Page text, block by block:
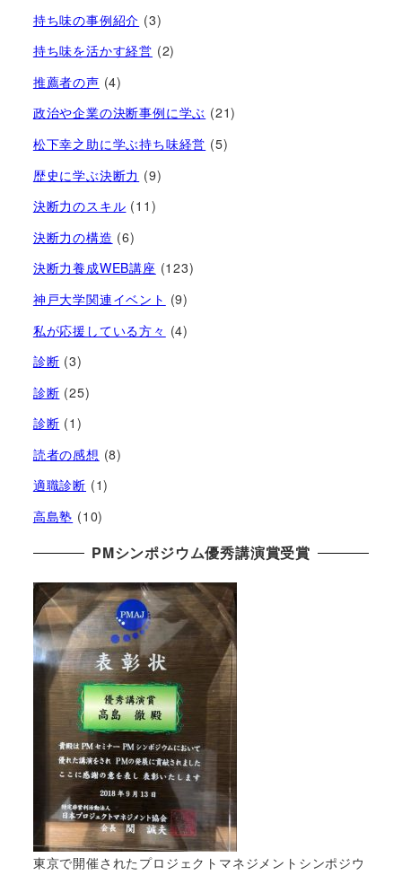
持ち味の事例紹介 (3)
持ち味を活かす経営​ (2)
推薦者の声 (4)
政治や企業の決断事例に学ぶ (21)
松下幸之助に学ぶ持ち味経営 (5)
歴史に学ぶ決断力 (9)
決断力のスキル (11)
決断力の構造 (6)
決断力養成WEB講座 (123)
神戸大学関連イベント (9)
私が応援している方々 (4)
診断 (3)
診断 (25)
診断 (1)
読者の感想 (8)
適職診断 (1)
高島塾 (10)
PMシンポジウム優秀講演賞受賞
東京で開催されたプロジェクトマネジメントシンポジウ